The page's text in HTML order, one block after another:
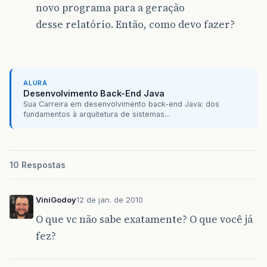
novo programa para a geração
desse relatório. Então, como devo fazer?
ALURA
Desenvolvimento Back-End Java
Sua Carreira em desenvolvimento back-end Java: dos
fundamentos à arquitetura de sistemas...
10 Respostas
ViniGodoy12 de jan. de 2010
O que vc não sabe exatamente? O que você já
fez?